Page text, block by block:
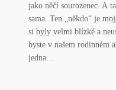
jako něčí sourozenec. A
sama. Ten „někdo“ je
si byly velmi blízké a
byste v našem rodinném
jedna…